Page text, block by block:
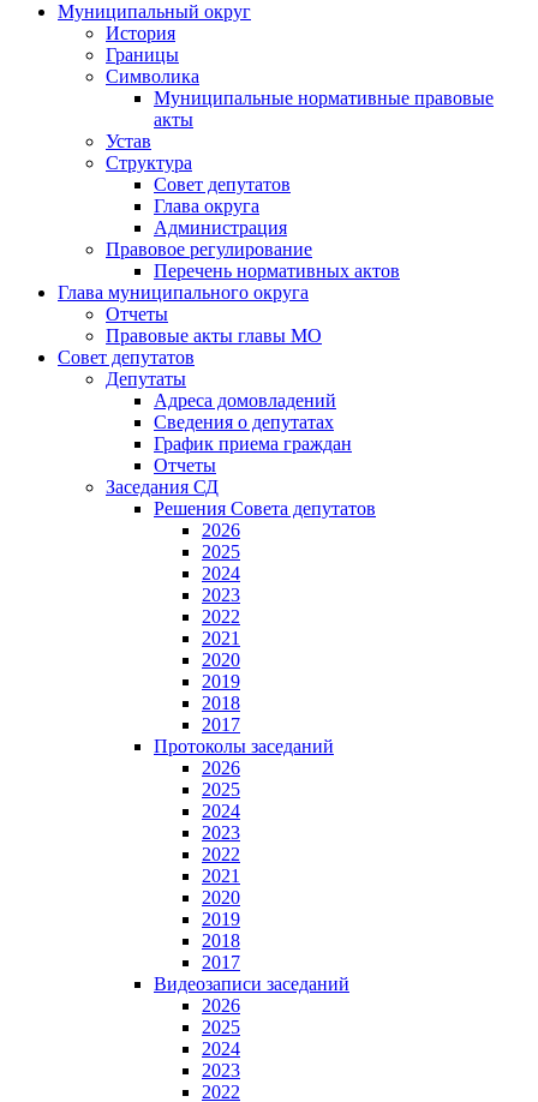
Муниципальный округ
История
Границы
Символика
Муниципальные нормативные правовые
акты
Устав
Структура
Совет депутатов
Глава округа
Администрация
Правовое регулирование
Перечень нормативных актов
Глава муниципального округа
Отчеты
Правовые акты главы МО
Совет депутатов
Депутаты
Адреса домовладений
Сведения о депутатах
График приема граждан
Отчеты
Заседания СД
Решения Совета депутатов
2026
2025
2024
2023
2022
2021
2020
2019
2018
2017
Протоколы заседаний
2026
2025
2024
2023
2022
2021
2020
2019
2018
2017
Видеозаписи заседаний
2026
2025
2024
2023
2022